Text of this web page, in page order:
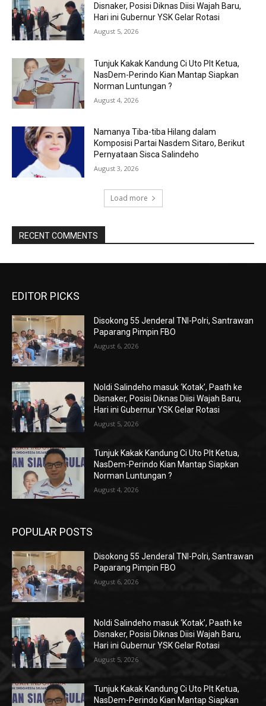
Disnaker, Posisi Diknas Diisi Wajah Baru,
Hari ini Gubernur YSK Gelar Rotasi
August 5, 2026
Tunjuk Kakak Kandung Ci Uto Plt Ketua,
NasDem-Perindo Kian Mantap Siapkan
Norman Luntungan ?
August 4, 2026
Namanya Tiba-tiba Hilang dalam
Komposisi Partai Nasdem Sitaro, Berikut
Pernyataan Sisca Salindeho
August 3, 2026
Load more
RECENT COMMENTS
EDITOR PICKS
Disokong 55 Jenderal TNI-Polri, Santrawan
Paparang Pimpin FBO
August 6, 2026
Noldi Salindeho masuk ‘Kotak’, Paath ke
Disnaker, Posisi Diknas Diisi Wajah Baru,
Hari ini Gubernur YSK Gelar Rotasi
August 5, 2026
Tunjuk Kakak Kandung Ci Uto Plt Ketua,
NasDem-Perindo Kian Mantap Siapkan
Norman Luntungan ?
August 4, 2026
POPULAR POSTS
Disokong 55 Jenderal TNI-Polri, Santrawan
Paparang Pimpin FBO
August 6, 2026
Noldi Salindeho masuk ‘Kotak’, Paath ke
Disnaker, Posisi Diknas Diisi Wajah Baru,
Hari ini Gubernur YSK Gelar Rotasi
August 5, 2026
Tunjuk Kakak Kandung Ci Uto Plt Ketua,
NasDem-Perindo Kian Mantap Siapkan